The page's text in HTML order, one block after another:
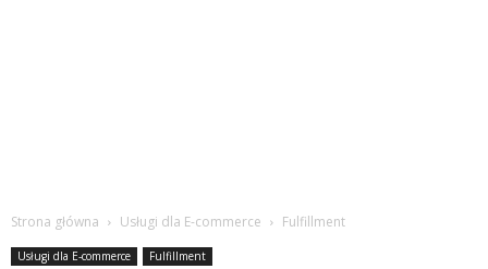
Strona główna Usługi dla E-commerce Fulfillment
Usługi dla E-commerce Fulfillment